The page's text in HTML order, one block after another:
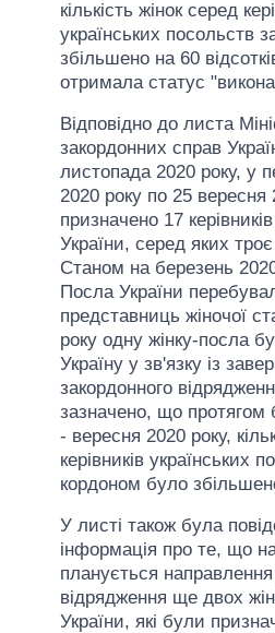
кількість жінок серед
українських посольств
збільшено на 60
отримала статус
Відповідно до листа
закордонних справ
листопада 2020 року, у
2020 року по 25 вересня
призначено 17
України, серед яких
Станом на березень
Посла України
представниць жіночої
року одну жінку-посла
Україну у зв'язку із
закордонного
зазначено, що протягом
- вересня 2020 року,
керівників українських
кордоном було
У листі також була
інформація про те, що
планується
відрядження ще двох
України, які були